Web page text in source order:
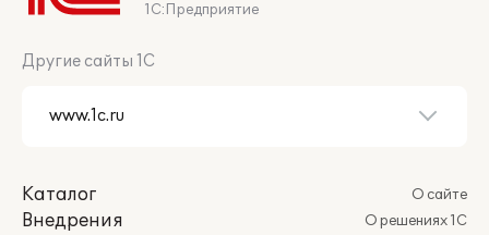
1С:Предприятие
Другие сайты 1С
Каталог
Внедрения
О сайте
О решениях 1С